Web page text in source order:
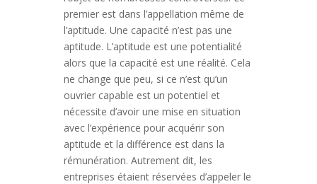
premier est dans l’appellation même de
l’aptitude. Une capacité n’est pas une
aptitude. L’aptitude est une potentialité
alors que la capacité est une réalité. Cela
ne change que peu, si ce n’est qu’un
ouvrier capable est un potentiel et
nécessite d’avoir une mise en situation
avec l’expérience pour acquérir son
aptitude et la différence est dans la
rémunération. Autrement dit, les
entreprises étaient réservées d’appeler le